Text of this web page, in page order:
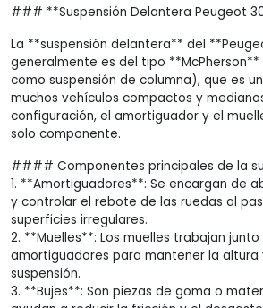
### **Suspensión Delantera Peugeot
La **suspensión delantera** del
generalmente es del tipo
como suspensión de columna), que es
muchos vehículos compactos y
configuración, el amortiguador y el
solo componente.
#### Componentes principales de la
1. **Amortiguadores**: Se encargan de
y controlar el rebote de las ruedas al
superficies irregulares.
2. **Muelles**: Los muelles trabajan junto
amortiguadores para mantener la altura
suspensión.
3. **Bujes**: Son piezas de goma o